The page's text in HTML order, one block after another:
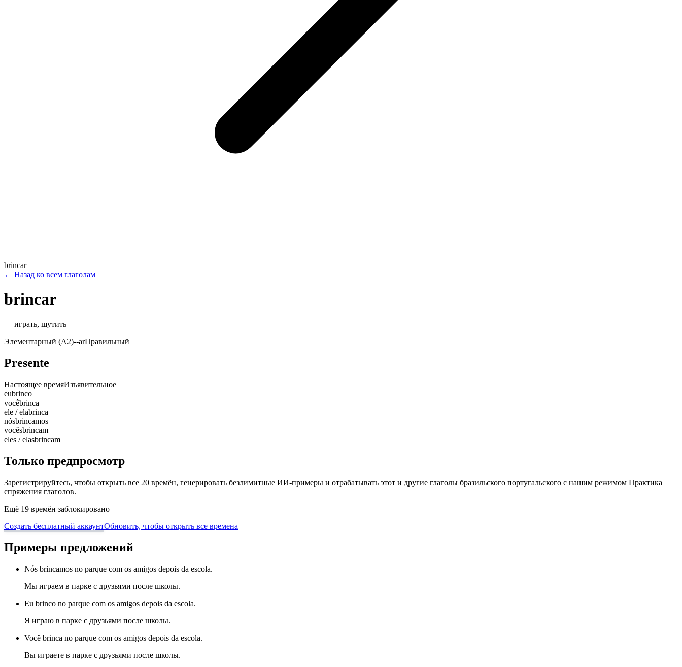
brincar
← Назад ко всем глаголам
brincar
— играть, шутить
Элементарный (A2)--arПравильный
Presente
Настоящее времяИзъявительное
eubrinco
vocêbrinca
ele / elabrinca
nósbrincamos
vocêsbrincam
eles / elasbrincam
Только предпросмотр
Зарегистрируйтесь, чтобы открыть все 20 времён, генерировать безлимитные ИИ-примеры и отрабатывать этот и другие глаголы бразильского португальского с нашим режимом Практика
спряжения глаголов.
Ещё 19 времён заблокировано
Создать бесплатный аккаунтОбновить, чтобы открыть все времена
Примеры предложений
Nós brincamos no parque com os amigos depois da escola.
Мы играем в парке с друзьями после школы.
Eu brinco no parque com os amigos depois da escola.
Я играю в парке с друзьями после школы.
Você brinca no parque com os amigos depois da escola.
Вы играете в парке с друзьями после школы.